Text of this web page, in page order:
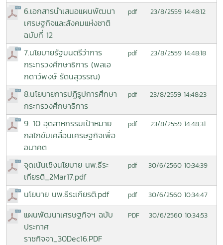
6.เอกสารนำเสนอแผนพัฒนา
เศรษฐกิจและสังคมแห่งชาติ
ฉบับที่ 12
pdf 23/8/2559 14:48:12
7.นโยบายรัฐมนตรีว่าการ
กระทรวงศึกษาธิการ (พลเอ
กดาว์พงษ์ รัตนสุวรรณ)
pdf 23/8/2559 14:48:18
8.นโยบายการปฏิรูปการศึกษา
กระทรวงศึกษาธิการ
pdf 23/8/2559 14:48:23
9. 10 อุตสาหกรรมเป้าหมาย
กลไกขับเคลื่อนเศรษฐกิจเพื่อ
อนาคต
pdf 23/8/2559 14:48:31
จุดเน้นเชิงนโยบาย นพ.ธีระ
เกียรติ_2Mar17.pdf
pdf 30/6/2560 10:34:39
นโยบาย นพ.ธีระเกียรติ.pdf pdf 30/6/2560 10:34:47
แผนพัฒนาเศรษฐกิจฯ ฉบับ
ประกาศ
ราชกิจจา_30Dec16.PDF
PDF 30/6/2560 10:34:53